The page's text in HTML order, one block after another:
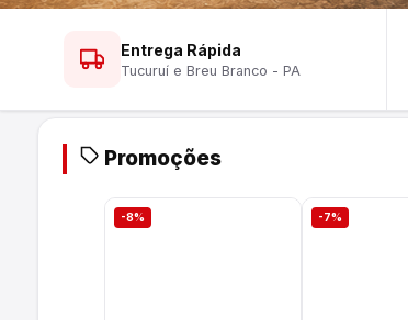
Entrega Rápida
Tucuruí e Breu Branco - PA
Promoções
-8% -7%